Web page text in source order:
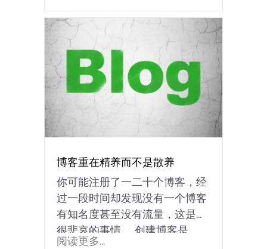
博客重在精养而不是散养
你可能注册了一二十个博客，经
过一段时间却发现没有一个博客
有知名度甚至没有流量，这是件
很悲哀的事情。 创建博客是...
阅读更多...